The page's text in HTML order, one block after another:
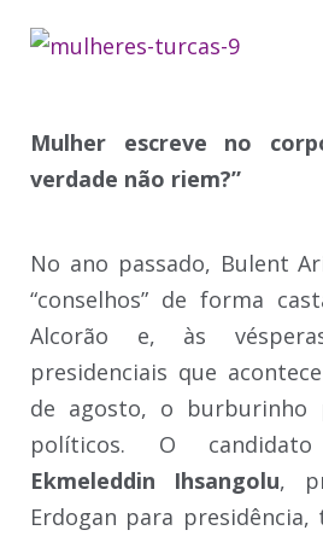
Mulher escreve no
verdade não riem?”
No ano passado, Bulent
“conselhos” de forma
Alcorão e, às
presidenciais que
de agosto, o burburinho
políticos. O
Ekmeleddin Ihsangolu,
Erdogan para